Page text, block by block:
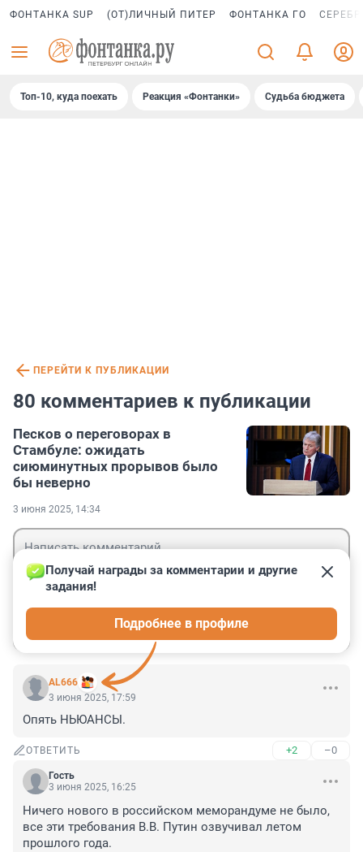
ФОНТАНКА SUP (ОТ)ЛИЧНЫЙ ПИТЕР ФОНТАНКА ГО
Топ-10, куда поехать Реакция «Фонтанки» Судьба бюджета
ПЕРЕЙТИ К ПУБЛИКАЦИИ
80 комментариев к публикации
Песков о переговорах в
Стамбуле: ожидать
сиюминутных прорывов было
бы неверно
3 июня 2025, 14:34
AL666
Получай награды за комментарии и другие
задания!
Подробнее в профиле
3 июня 2025, 17:59
Опять НЬЮАНСЫ.
ОТВЕТИТЬ +2 –0
Гость
3 июня 2025, 16:25
Ничего нового в российском меморандуме не было,
все эти требования В.В. Путин озвучивал летом
прошлого года.